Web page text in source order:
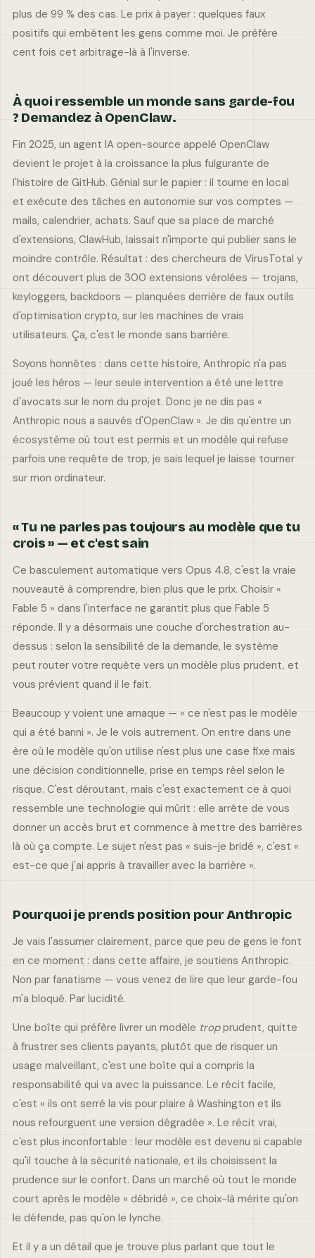
plus de 99 % des cas. Le prix à payer : quelques faux
positifs qui embêtent les gens comme moi. Je préfère
cent fois cet arbitrage-là à l'inverse.
À quoi ressemble un monde sans garde-fou
? Demandez à OpenClaw.
Fin 2025, un agent IA open-source appelé OpenClaw
devient le projet à la croissance la plus fulgurante de
l'histoire de GitHub. Génial sur le papier : il tourne en local
et exécute des tâches en autonomie sur vos comptes —
mails, calendrier, achats. Sauf que sa place de marché
d'extensions, ClawHub, laissait n'importe qui publier sans le
moindre contrôle. Résultat : des chercheurs de VirusTotal y
ont découvert plus de 300 extensions vérolées — trojans,
keyloggers, backdoors — planquées derrière de faux outils
d'optimisation crypto, sur les machines de vrais
utilisateurs. Ça, c'est le monde sans barrière.
Soyons honnêtes : dans cette histoire, Anthropic n'a pas
joué les héros — leur seule intervention a été une lettre
d'avocats sur le nom du projet. Donc je ne dis pas «
Anthropic nous a sauvés d'OpenClaw ». Je dis qu'entre un
écosystème où tout est permis et un modèle qui refuse
parfois une requête de trop, je sais lequel je laisse tourner
sur mon ordinateur.
« Tu ne parles pas toujours au modèle que tu
crois » — et c'est sain
Ce basculement automatique vers Opus 4.8, c'est la vraie
nouveauté à comprendre, bien plus que le prix. Choisir «
Fable 5 » dans l'interface ne garantit plus que Fable 5
réponde. Il y a désormais une couche d'orchestration au-
dessus : selon la sensibilité de la demande, le système
peut router votre requête vers un modèle plus prudent, et
vous prévient quand il le fait.
Beaucoup y voient une arnaque — « ce n'est pas le modèle
qui a été banni ». Je le vois autrement. On entre dans une
ère où le modèle qu'on utilise n'est plus une case fixe mais
une décision conditionnelle, prise en temps réel selon le
risque. C'est déroutant, mais c'est exactement ce à quoi
ressemble une technologie qui mûrit : elle arrête de vous
donner un accès brut et commence à mettre des barrières
là où ça compte. Le sujet n'est pas « suis-je bridé », c'est «
est-ce que j'ai appris à travailler avec la barrière ».
Pourquoi je prends position pour Anthropic
Je vais l'assumer clairement, parce que peu de gens le font
en ce moment : dans cette affaire, je soutiens Anthropic.
Non par fanatisme — vous venez de lire que leur garde-fou
m'a bloqué. Par lucidité.
Une boîte qui préfère livrer un modèle tropprudent, quitte
à frustrer ses clients payants, plutôt que de risquer un
usage malveillant, c'est une boîte qui a compris la
responsabilité qui va avec la puissance. Le récit facile,
c'est « ils ont serré la vis pour plaire à Washington et ils
nous refourguent une version dégradée ». Le récit vrai,
c'est plus inconfortable : leur modèle est devenu si capable
qu'il touche à la sécurité nationale, et ils choisissent la
prudence sur le confort. Dans un marché où tout le monde
court après le modèle « débridé », ce choix-là mérite qu'on
le défende, pas qu'on le lynche.
Et il y a un détail que je trouve plus parlant que tout le